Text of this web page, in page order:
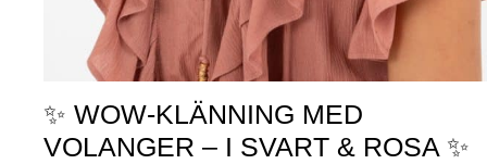
✨ WOW-KLÄNNING MED
VOLANGER – I SVART & ROSA ✨